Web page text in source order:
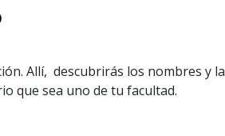
Allí, descubrirás los nombres y la
que sea uno de tu facultad.